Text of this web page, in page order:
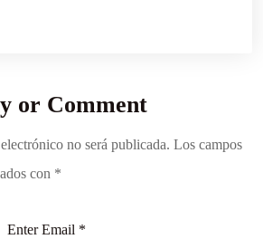
or Comment
no será publicada. Los campos
con *
Enter Email *